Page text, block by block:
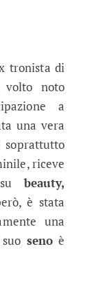
De
tronista di
noto
a
una vera
riceve
subeauty,
è stata
una
seno è